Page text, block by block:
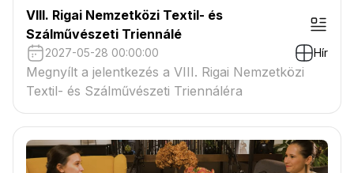
VIII. Rigai Nemzetközi Textil- és
Szálművészeti Triennálé
2027-05-28 00:00:00 Hír
Megnyílt a jelentkezés a VIII. Rigai Nemzetközi
Textil- és Szálművészeti Triennáléra